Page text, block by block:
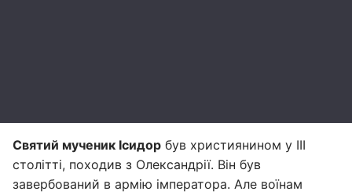
Святий мученик Ісидор був християнином у III
столітті, походив з Олександрії. Він був
завербований в армію імператора. Але воїнам